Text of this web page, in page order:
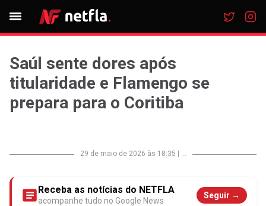
Saúl sente dores após
titularidade e Flamengo se
prepara para o Coritiba
29 de maio de 2026 às 18:35 ...
Receba as notícias do NETFLA
acompanhe tudo no Google News
Seguir →